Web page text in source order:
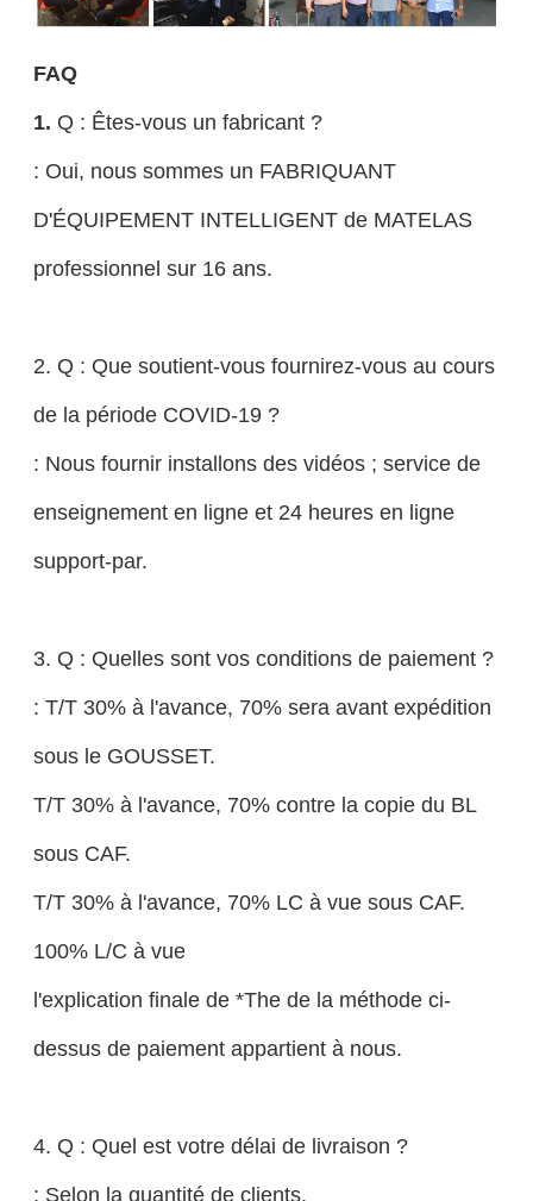
FAQ
1. Q : Êtes-vous un fabricant ?
: Oui, nous sommes un FABRIQUANT
D'ÉQUIPEMENT INTELLIGENT de MATELAS
professionnel sur 16 ans.
2. Q : Que soutient-vous fournirez-vous au cours
de la période COVID-19 ?
: Nous fournir installons des vidéos ; service de
enseignement en ligne et 24 heures en ligne
support-par.
3. Q : Quelles sont vos conditions de paiement ?
: T/T 30% à l'avance, 70% sera avant expédition
sous le GOUSSET.
T/T 30% à l'avance, 70% contre la copie du BL
sous CAF.
T/T 30% à l'avance, 70% LC à vue sous CAF.
100% L/C à vue
l'explication finale de *The de la méthode ci-
dessus de paiement appartient à nous.
4. Q : Quel est votre délai de livraison ?
: Selon la quantité de clients.